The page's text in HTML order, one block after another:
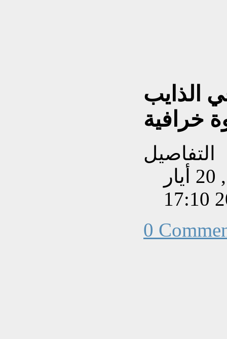
الذايب
التفاصيل
تم إنشاءه بتاريخ الأربعاء, 20 أيار
0